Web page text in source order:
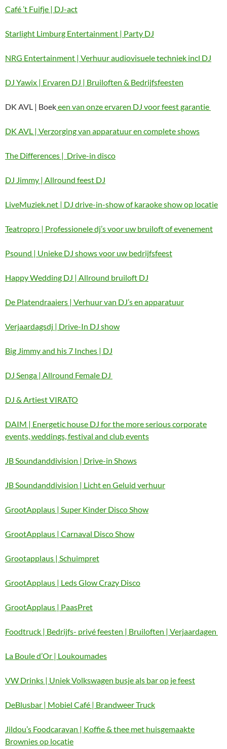
Café ’t Fuifje | DJ-act
Starlight Limburg Entertainment | Party DJ
NRG Entertainment | Verhuur audiovisuele techniek incl DJ
DJ Yawix | Ervaren DJ | Bruiloften & Bedrijfsfeesten
DK AVL | Boekeen van onze ervaren DJ voor feest garantie
DK AVL | Verzorging van apparatuur en complete shows
The Differences | Drive-in disco
DJ Jimmy | Allround feest DJ
LiveMuziek.net | DJ drive-in-show of karaoke show op locatie
Teatropro | Professionele dj’s voor uw bruiloft of evenement
Psound | Unieke DJ shows voor uw bedrijfsfeest
Happy Wedding DJ | Allround bruiloft DJ
De Platendraaiers | Verhuur van DJ’s en apparatuur
Verjaardagsdj | Drive-In DJ show
Big Jimmy and his 7 Inches | DJ
DJ Senga | Allround Female DJ
DJ & Artiest VIRATO
DAIM | Energetic house DJ for the more serious corporate
events, weddings, festival and club events
JB Soundanddivision | Drive-in Shows
JB Soundanddivision | Licht en Geluid verhuur
GrootApplaus | Super Kinder Disco Show
GrootApplaus | Carnaval Disco Show
Grootapplaus | Schuimpret
GrootApplaus | Leds Glow Crazy Disco
GrootApplaus | PaasPret
Foodtruck | Bedrijfs- privé feesten | Bruiloften | Verjaardagen
La Boule d’Or | Loukoumades
VW Drinks | Uniek Volkswagen busje als bar op je feest
DeBlusbar | Mobiel Café | Brandweer Truck
Jildou’s Foodcaravan | Koffie & thee met huisgemaakte
Brownies op locatie